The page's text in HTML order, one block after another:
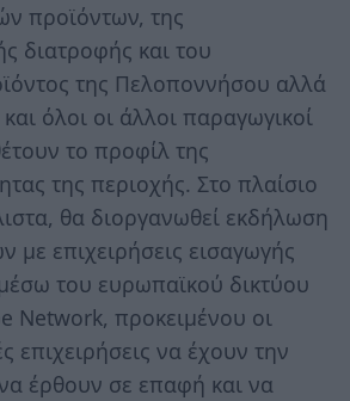
προϊόντων, της
διατροφής και του
της Πελοποννήσου αλλά
όλοι οι άλλοι παραγωγικοί
το προφίλ της
της περιοχής. Στο πλαίσιο
θα διοργανωθεί εκδήλωση
με επιχειρήσεις εισαγωγής
του ευρωπαϊκού δικτύου
Network, προκειμένου οι
επιχειρήσεις να έχουν την
έρθουν σε επαφή και να